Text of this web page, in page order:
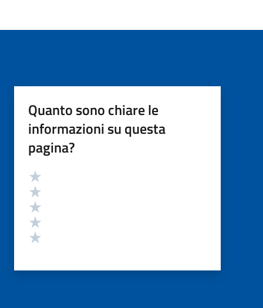
Quanto sono chiare le
informazioni su questa
pagina?
Valutazione